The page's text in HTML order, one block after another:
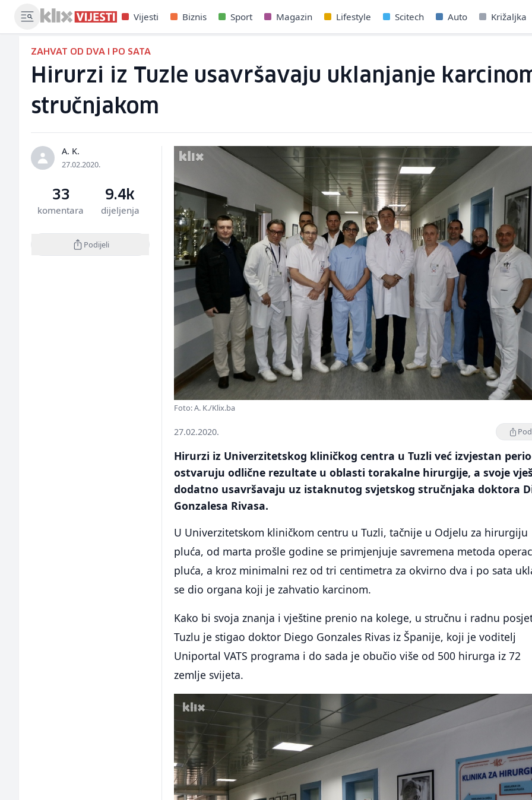
Vijesti Biznis Sport Magazin Lifestyle Scitech Auto Križaljka
ZAHVAT OD DVA I PO SATA
Hirurzi iz Tuzle usavršavaju uklanjanje
stručnjakom
A. K.
27.02.2020.
33
komentara
9.4k
dijeljenja
Podijeli
Foto: A. K./Klix.ba
27.02.2020.
Hirurzi iz Univerzitetskog kliničkog centra u Tuzli već izvjestan
ostvaruju odlične rezultate u oblasti torakalne hirurgije, a svoje
dodatno usavršavaju uz istaknutog svjetskog stručnjaka doktora
Gonzalesa Rivasa.
U Univerzitetskom kliničkom centru u Tuzli, tačnije u Odjelu za hirurgiju
pluća, od marta prošle godine se primjenjuje savremena metoda
pluća, a kroz minimalni rez od tri centimetra za okvirno dva i po sata
se dio organa koji je zahvatio karcinom.
Kako bi svoja znanja i vještine prenio na kolege, u stručnu i radnu
Tuzlu je stigao doktor Diego Gonzales Rivas iz Španije, koji je voditelj
Uniportal VATS programa i do sada je obučio više od 500 hirurga iz 72
zemlje svijeta.